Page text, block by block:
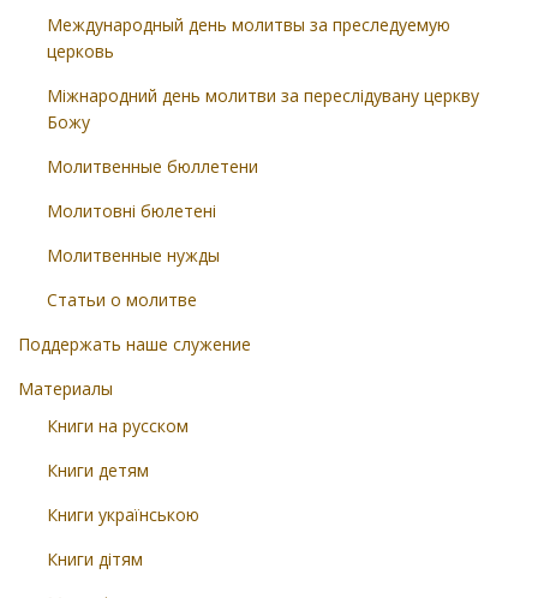
Международный день молитвы за преследуемую
церковь
Міжнародний день молитви за переслідувану церкву
Божу
Молитвенные бюллетени
Молитовні бюлетені
Молитвенные нужды
Статьи о молитве
Поддержать наше служение
Материалы
Книги на русском
Книги детям
Книги українською
Книги дітям